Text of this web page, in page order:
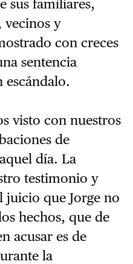
sus familiares,
vecinos y
con creces
sentencia
escándalo.
visto con nuestros
de
día. La
testimonio y
juicio que Jorge no
hechos, que de
acusar es de
la